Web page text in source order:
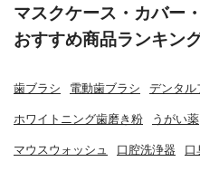
マスクケース・カバー
おすすめ商品ランキン
歯ブラシ 電動歯ブラシ デンタル
ホワイトニング歯磨き粉 うがい薬
マウスウォッシュ 口腔洗浄器 口